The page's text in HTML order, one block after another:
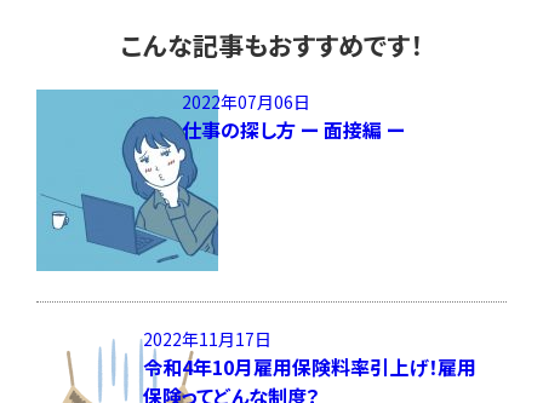
こんな記事もおすすめです！
2022年07月06日
仕事の探し方 ー 面接編 ー
2022年11月17日
令和4年10月雇用保険料率引上げ！雇用
保険ってどんな制度？